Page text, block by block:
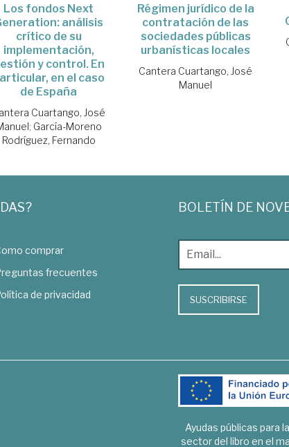
Los fondos Next
análisis
crítico de su
implementación,
y control. En
en el caso
de España
Cuartango, José
; García-Moreno
Rodríguez, Fernando
Régimen jurídico de la
contratación de las
sociedades públicas
urbanísticas locales
Cantera Cuartango, José
Manuel
comprar
frecuentes
de privacidad
BOLETÍN DE
SUSCRIBIRSE
Ayudas públicas para
sector del libro en el